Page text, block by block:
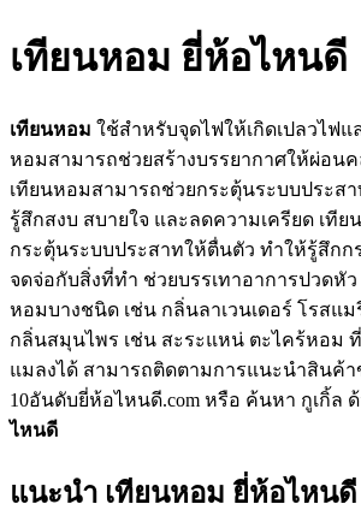
เทียนหอม ยี่ห้อไหนดี
เทียนหอม ใช้สำหรับจุดไฟให้เกิดเปลวไฟแ
หอมสามารถช่วยสร้างบรรยากาศให้ผ่อน
เทียนหอมสามารถช่วยกระตุ้นระบบประส
รู้สึกสงบ สบายใจ และลดความเครียด เที
กระตุ้นระบบประสาทให้ตื่นตัว ทำให้รู้สึกก
จดจ่อกับสิ่งที่ทำ ช่วยบรรเทาอาการปวดหั
หอมบางชนิด เช่น กลิ่นลาเวนเดอร์ โรสแ
กลิ่นสมุนไพร เช่น สะระแหน่ ตะไคร้หอม
แมลงได้ สามารถติดตามการแนะนำสินค้า
10อันดับยี่ห้อไหนดี.com หรือ ค้นหา กูเกิ้ล
ไหนดี
แนะนำ เทียนหอม ยี่ห้อไหน